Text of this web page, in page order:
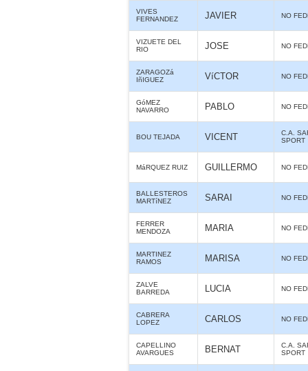
VIVES
FERNANDEZ
JAVIER NO
VIZUETE DEL
RIO
JOSE NO
ZARAGOZá
IñIGUEZ
VíCTOR NO
GóMEZ
NAVARRO
PABLO NO
BOU TEJADA VICENT
C.A.
SPORT
MáRQUEZ RUIZ GUILLERMO NO
BALLESTEROS
MARTíNEZ
SARAI NO
FERRER
MENDOZA
MARIA NO
MARTINEZ
RAMOS
MARISA NO
ZALVE
BARREDA
LUCIA NO
CABRERA
LOPEZ
CARLOS NO
CAPELLINO
AVARGUES
BERNAT
C.A.
SPORT